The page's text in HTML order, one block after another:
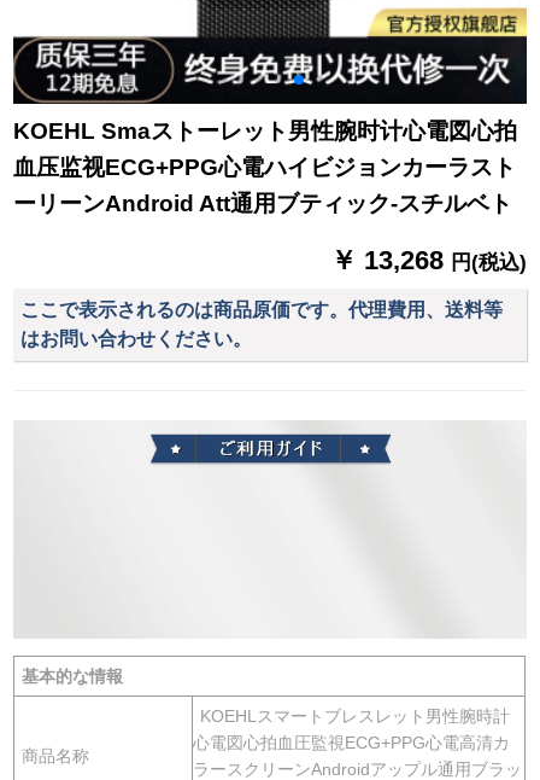
KOEHL Smaストーレット男性腕时计心電図心拍
血压监视ECG+PPG心電ハイビジョンカーラスト
ーリーンAndroid Att通用ブティック-スチルベト
￥ 13,268 円(税込)
ここで表示されるのは商品原価です。代理費用、送料等
はお問い合わせください。
基本的な情報
商品名称
KOEHLスマートブレスレット男性腕時計
心電図心拍血圧監視ECG+PPG心電高清カ
ラースクリーンAndroidアップル通用ブラッ